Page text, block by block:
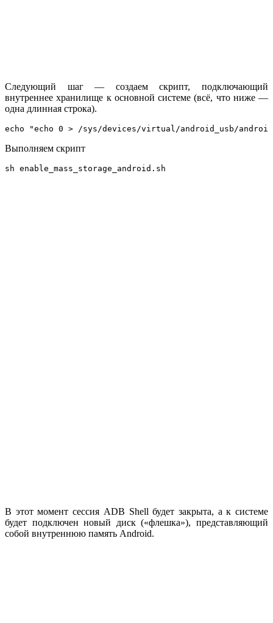
Следующий шаг — создаем скрипт, подключающий
внутреннее хранилище к основной системе (всё, что ниже —
одна длинная строка).
echo "echo 0 > /sys/devices/virtual/android_usb/
Выполняем скрипт
sh enable_mass_storage_android.sh
В этот момент сессия ADB Shell будет закрыта, а к системе
будет подключен новый диск («флешка»), представляющий
собой внутреннюю память Android.